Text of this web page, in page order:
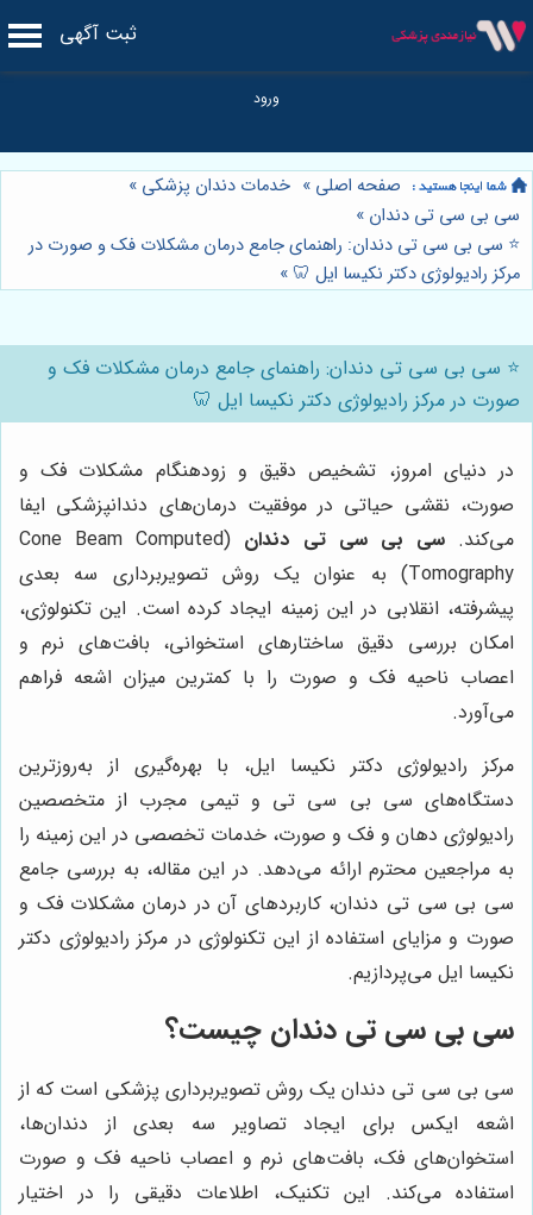
ثبت آگهی
صفحه اصلی » خدمات دندان پزشکی »
سی بی سی تی دندان »
⭐️ سی بی سی تی دندان: راهنمای جامع درمان مشکلات فک و صورت در
مرکز رادیولوژی دکتر نکیسا ایل 🦷 »
⭐️ سی بی سی تی دندان: راهنمای جامع درمان مشکلات فک و
صورت در مرکز رادیولوژی دکتر نکیسا ایل 🦷
در دنیای امروز، تشخیص دقیق و زودهنگام مشکلات فک و
صورت، نقشی حیاتی در موفقیت درمان‌های دندانپزشکی ایفا
می‌کند.سی بی سی تی دندان
(Cone Beam Computed
Tomography) به عنوان یک روش تصویربرداری سه بعدی
پیشرفته، انقلابی در این زمینه ایجاد کرده است. این تکنولوژی،
امکان بررسی دقیق ساختارهای استخوانی، بافت‌های نرم و
اعصاب ناحیه فک و صورت را با کمترین میزان اشعه فراهم
می‌آورد.
مرکز رادیولوژی دکتر نکیسا ایل، با بهره‌گیری از به‌روزترین
دستگاه‌های سی بی سی تی و تیمی مجرب از متخصصین
رادیولوژی دهان و فک و صورت، خدمات تخصصی در این زمینه را
به مراجعین محترم ارائه می‌دهد. در این مقاله، به بررسی جامع
سی بی سی تی دندان، کاربردهای آن در درمان مشکلات فک و
صورت و مزایای استفاده از این تکنولوژی در مرکز رادیولوژی دکتر
نکیسا ایل می‌پردازیم.
سی بی سی تی دندان چیست؟
سی بی سی تی دندان یک روش تصویربرداری پزشکی است که از
اشعه ایکس برای ایجاد تصاویر سه بعدی از دندان‌ها،
استخوان‌های فک، بافت‌های نرم و اعصاب ناحیه فک و صورت
استفاده می‌کند. این تکنیک، اطلاعات دقیقی را در اختیار